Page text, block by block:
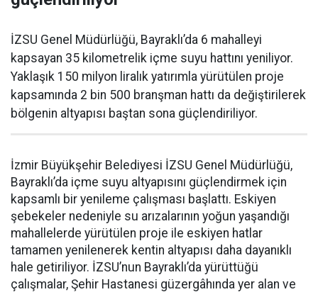
İZSU Genel Müdürlüğü, Bayraklı’da 6 mahalleyi
kapsayan 35 kilometrelik içme suyu hattını yeniliyor.
Yaklaşık 150 milyon liralık yatırımla yürütülen proje
kapsamında 2 bin 500 branşman hattı da değiştirilerek
bölgenin altyapısı baştan sona güçlendiriliyor.
İzmir Büyükşehir Belediyesi İZSU Genel Müdürlüğü,
Bayraklı’da içme suyu altyapısını güçlendirmek için
kapsamlı bir yenileme çalışması başlattı. Eskiyen
şebekeler nedeniyle su arızalarının yoğun yaşandığı
mahallelerde yürütülen proje ile eskiyen hatlar
tamamen yenilenerek kentin altyapısı daha dayanıklı
hale getiriliyor. İZSU’nun Bayraklı’da yürüttüğü
çalışmalar, Şehir Hastanesi güzergâhında yer alan ve